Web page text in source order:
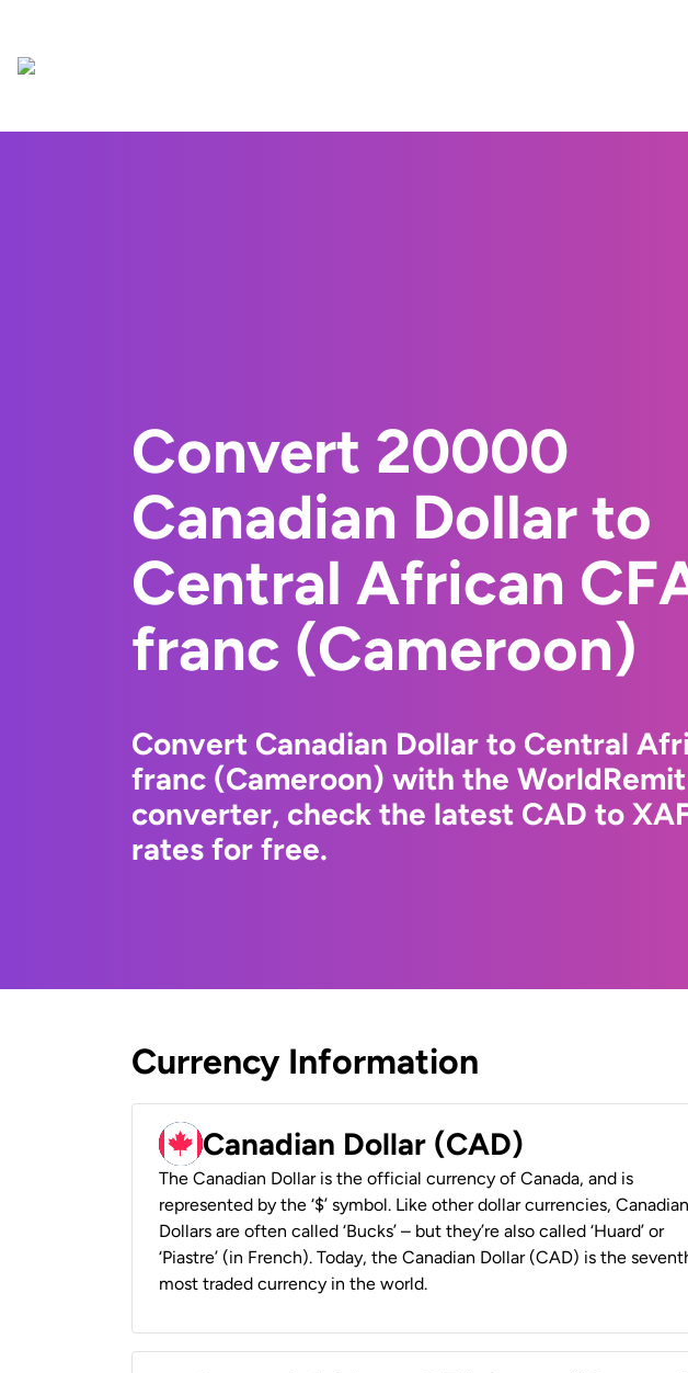
Convert 20000
Canadian Dollar to
Central African
franc (Cameroon)
Convert Canadian Dollar to Central
franc (Cameroon) with the
converter, check the latest CAD to
rates for free.
Currency Information
Canadian Dollar (CAD)
The Canadian Dollar is the official currency of Canada, and is
represented by the ‘$’ symbol. Like other dollar currencies, Canadian
Dollars are often called ‘Bucks’ – but they’re also called ‘Huard’ or
‘Piastre’ (in French). Today, the Canadian Dollar (CAD) is the
most traded currency in the world.